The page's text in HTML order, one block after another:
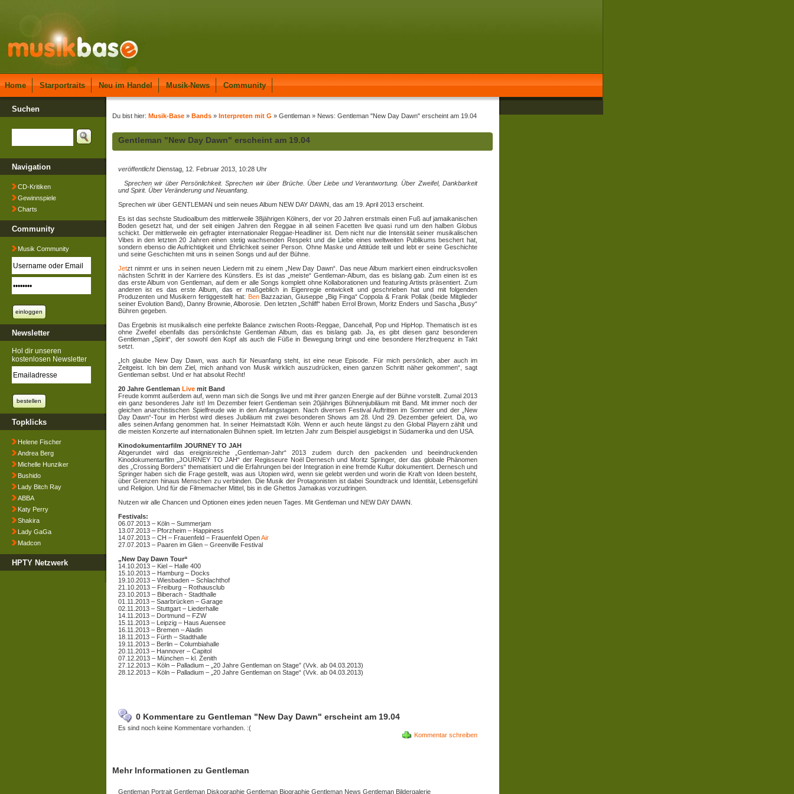
Home Starportraits Neu im Handel Musik-News Community
Suchen
Navigation
CD-Kritiken
Gewinnspiele
Charts
Community
Musik Community
Newsletter
Hol dir unseren
kostenlosen Newsletter
Topklicks
Helene Fischer
Andrea Berg
Michelle Hunziker
Bushido
Lady Bitch Ray
ABBA
Katy Perry
Shakira
Lady GaGa
Madcon
HPTY Netzwerk
Du bist hier: Musik-Base » Bands » Interpreten mit G » Gentleman » News: Gentleman "New Day Dawn" erscheint am 19.04
Gentleman "New Day Dawn" erscheint am 19.04
veröffentlichtDienstag, 12. Februar 2013, 10:28 Uhr
Sprechen wir über Persönlichkeit. Sprechen wir über Brüche. Über Liebe und Verantwortung. Über Zweifel, Dankbarkeit
und Spirit. Über Veränderung und Neuanfang.
Sprechen wir über GENTLEMAN und sein neues Album NEW DAY DAWN, das am 19. April 2013 erscheint.
Es ist das sechste Studioalbum des mittlerweile 38jährigen Kölners, der vor 20 Jahren erstmals einen Fuß auf jamaikanischen
Boden gesetzt hat, und der seit einigen Jahren den Reggae in all seinen Facetten live quasi rund um den halben Globus
schickt. Der mittlerweile ein gefragter internationaler Reggae-Headliner ist. Dem nicht nur die Intensität seiner musikalischen
Vibes in den letzten 20 Jahren einen stetig wachsenden Respekt und die Liebe eines weltweiten Publikums beschert hat,
sondern ebenso die Aufrichtigkeit und Ehrlichkeit seiner Person. Ohne Maske und Attitüde teilt und lebt er seine Geschichte
und seine Geschichten mit uns in seinen Songs und auf der Bühne.
Jetzt nimmt er uns in seinen neuen Liedern mit zu einem „New Day Dawn“. Das neue Album markiert einen eindrucksvollen
nächsten Schritt in der Karriere des Künstlers. Es ist das „meiste“ Gentleman-Album, das es bislang gab. Zum einen ist es
das erste Album von Gentleman, auf dem er alle Songs komplett ohne Kollaborationen und featuring Artists präsentiert. Zum
anderen ist es das erste Album, das er maßgeblich in Eigenregie entwickelt und geschrieben hat und mit folgenden
Produzenten und Musikern fertiggestellt hat: BenBazzazian, Giuseppe „Big Finga“ Coppola & Frank Pollak (beide Mitglieder
seiner Evolution Band), Danny Brownie, Alborosie. Den letzten „Schliff“ haben Errol Brown, Moritz Enders und Sascha „Busy“
Bühren gegeben.
Das Ergebnis ist musikalisch eine perfekte Balance zwischen Roots-Reggae, Dancehall, Pop und HipHop. Thematisch ist es
ohne Zweifel ebenfalls das persönlichste Gentleman Album, das es bislang gab. Ja, es gibt diesen ganz besonderen
Gentleman „Spirit“, der sowohl den Kopf als auch die Füße in Bewegung bringt und eine besondere Herzfrequenz in Takt
setzt.
„Ich glaube New Day Dawn, was auch für Neuanfang steht, ist eine neue Episode. Für mich persönlich, aber auch im
Zeitgeist. Ich bin dem Ziel, mich anhand von Musik wirklich auszudrücken, einen ganzen Schritt näher gekommen“, sagt
Gentleman selbst. Und er hat absolut Recht!
20 Jahre Gentleman Live mit Band
Freude kommt außerdem auf, wenn man sich die Songs live und mit ihrer ganzen Energie auf der Bühne vorstellt. Zumal 2013
ein ganz besonderes Jahr ist! Im Dezember feiert Gentleman sein 20jähriges Bühnenjubiläum mit Band. Mit immer noch der
gleichen anarchistischen Spielfreude wie in den Anfangstagen. Nach diversen Festival Auftritten im Sommer und der „New
Day Dawn“-Tour im Herbst wird dieses Jubiläum mit zwei besonderen Shows am 28. Und 29. Dezember gefeiert. Da, wo
alles seinen Anfang genommen hat. In seiner Heimatstadt Köln. Wenn er auch heute längst zu den Global Playern zählt und
die meisten Konzerte auf internationalen Bühnen spielt. Im letzten Jahr zum Beispiel ausgiebigst in Südamerika und den USA.
Kinodokumentarfilm JOURNEY TO JAH
Abgerundet wird das ereignisreiche „Gentleman-Jahr“ 2013 zudem durch den packenden und beeindruckenden
Kinodokumentarfilm „JOURNEY TO JAH“ der Regisseure Noël Dernesch und Moritz Springer, der das globale Phänomen
des „Crossing Borders“ thematisiert und die Erfahrungen bei der Integration in eine fremde Kultur dokumentiert. Dernesch und
Springer haben sich die Frage gestellt, was aus Utopien wird, wenn sie gelebt werden und worin die Kraft von Ideen besteht,
über Grenzen hinaus Menschen zu verbinden. Die Musik der Protagonisten ist dabei Soundtrack und Identität, Lebensgefühl
und Religion. Und für die Filmemacher Mittel, bis in die Ghettos Jamaikas vorzudringen.
Nutzen wir alle Chancen und Optionen eines jeden neuen Tages. Mit Gentleman und NEW DAY DAWN.
Festivals:
06.07.2013 – Köln – Summerjam
13.07.2013 – Pforzheim – Happiness
14.07.2013 – CH – Frauenfeld – Frauenfeld OpenAir
27.07.2013 – Paaren im Glien – Greenville Festival
„New Day Dawn Tour“
14.10.2013 – Kiel – Halle 400
15.10.2013 – Hamburg – Docks
19.10.2013 – Wiesbaden – Schlachthof
21.10.2013 – Freiburg – Rothausclub
23.10.2013 – Biberach - Stadthalle
01.11.2013 – Saarbrücken – Garage
02.11.2013 – Stuttgart – Liederhalle
14.11.2013 – Dortmund – FZW
15.11.2013 – Leipzig – Haus Auensee
16.11.2013 – Bremen – Aladin
18.11.2013 – Fürth – Stadthalle
19.11.2013 – Berlin – Columbiahalle
20.11.2013 – Hannover – Capitol
07.12.2013 – München – kl. Zenith
27.12.2013 – Köln – Palladium – „20 Jahre Gentleman on Stage” (Vvk. ab 04.03.2013)
28.12.2013 – Köln – Palladium – „20 Jahre Gentleman on Stage“ (Vvk. ab 04.03.2013)
0 Kommentare zu Gentleman "New Day Dawn" erscheint am 19.04
Es sind noch keine Kommentare vorhanden. :(
Kommentar schreiben
Mehr Informationen zu Gentleman
Gentleman Portrait Gentleman Diskographie Gentleman Biographie Gentleman News Gentleman Bildergalerie